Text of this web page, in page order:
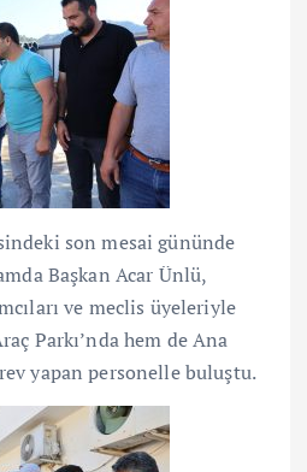
son mesai gününde
Başkan Acar Ünlü,
ve meclis üyeleriyle
Parkı’nda hem de Ana
yapan personelle buluştu.